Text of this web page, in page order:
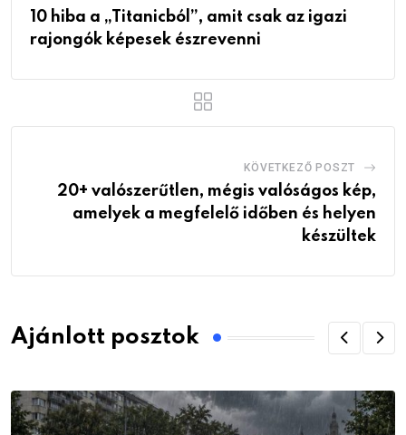
10 hiba a „Titanicból”, amit csak az igazi
rajongók képesek észrevenni
KÖVETKEZŐ POSZT
20+ valószerűtlen, mégis valóságos kép,
amelyek a megfelelő időben és helyen
készültek
Ajánlott posztok